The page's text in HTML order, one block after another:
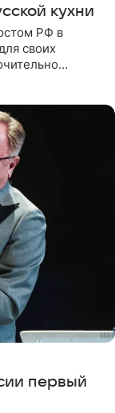
кухни
РФ в
своих
первый